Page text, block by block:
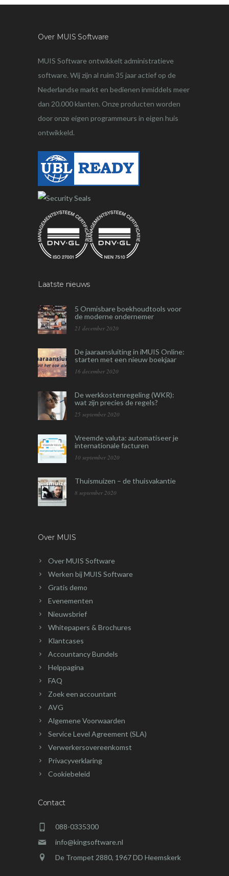
Over MUIS Software
MUIS Software ontwikkelt administratieve
software. Wij zijn al ruim 35 jaar actief op de
Nederlandse markt en bedienen inmiddels meer
dan 20.000 klanten. Onze producten worden
door onze eigen programmeurs in eigen huis
ontwikkeld.
Laatste nieuws
5 Onmisbare boekhoudtools voor
de moderne ondernemer
21 december 2020
De jaaraansluiting in iMUIS Online:
starten met een nieuw boekjaar
16 december 2020
De werkkostenregeling (WKR):
wat zijn precies de regels?
25 september 2020
Vreemde valuta: automatiseer je
internationale facturen
10 september 2020
Thuismuizen – de thuisvakantie
8 september 2020
Over MUIS
Over MUIS Software
Werken bij MUIS Software
Gratis demo
Evenementen
Nieuwsbrief
Whitepapers & Brochures
Klantcases
Accountancy Bundels
Helppagina
FAQ
Zoek een accountant
AVG
Algemene Voorwaarden
Service Level Agreement (SLA)
Verwerkersovereenkomst
Privacyverklaring
Cookiebeleid
Contact
088-0335300
info@kingsoftware.nl
De Trompet 2880, 1967 DD Heemskerk